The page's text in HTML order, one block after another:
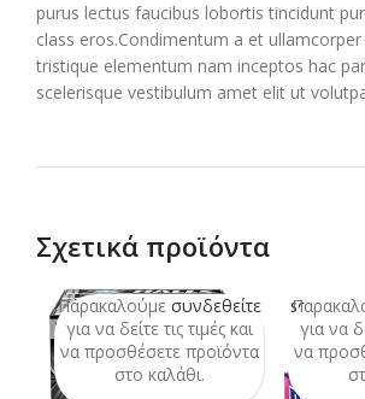
purus lectus faucibus lobortis tincidunt
class eros.Condimentum a et
tristique elementum nam inceptos hac
scelerisque vestibulum amet elit ut
Σχετικά προϊόντα
Παρακαλούμε συνδεθείτε
για να δείτε τις τιμές και
να προσθέσετε προϊόντα
στο καλάθι.
SOLD
OUT
για να
να